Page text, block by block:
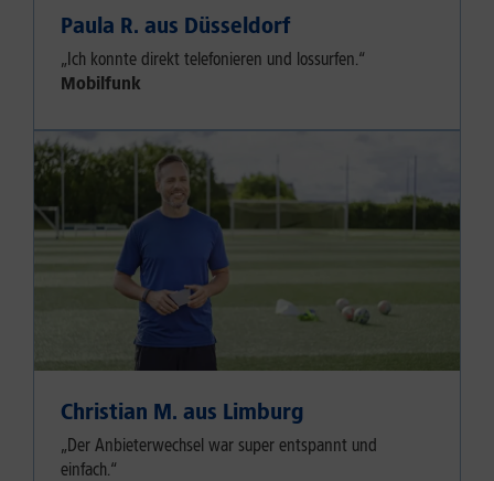
Paula R. aus Düsseldorf
„Ich konnte direkt telefonieren und lossurfen.“
Mobilfunk
Christian M. aus Limburg
„Der Anbieterwechsel war super entspannt und
einfach.“